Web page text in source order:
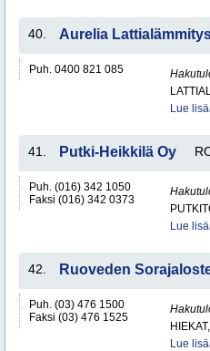
40. Aurelia
Puh. 0400 821 085
Lue
41. Putki-Heikkilä Oy
Puh. (016) 342 1050
Faksi (016) 342 0373
Lue
42. Ruoveden
Puh. (03) 476 1500
Faksi (03) 476 1525
Lue